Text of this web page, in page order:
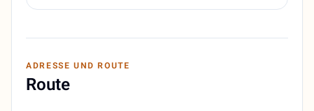
ADRESSE UND ROUTE
Route